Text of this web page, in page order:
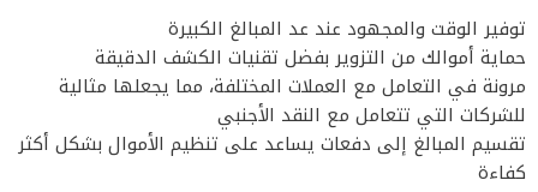
توفير الوقت والمجهود عند عد المبالغ الكبيرة
حماية أموالك من التزوير بفضل تقنيات الكشف الدقيقة
مرونة في التعامل مع العملات المختلفة، مما يجعلها مثالية
للشركات التي تتعامل مع النقد الأجنبي
تقسيم المبالغ إلى دفعات يساعد على تنظيم الأموال بشكل أكثر
كفاءة